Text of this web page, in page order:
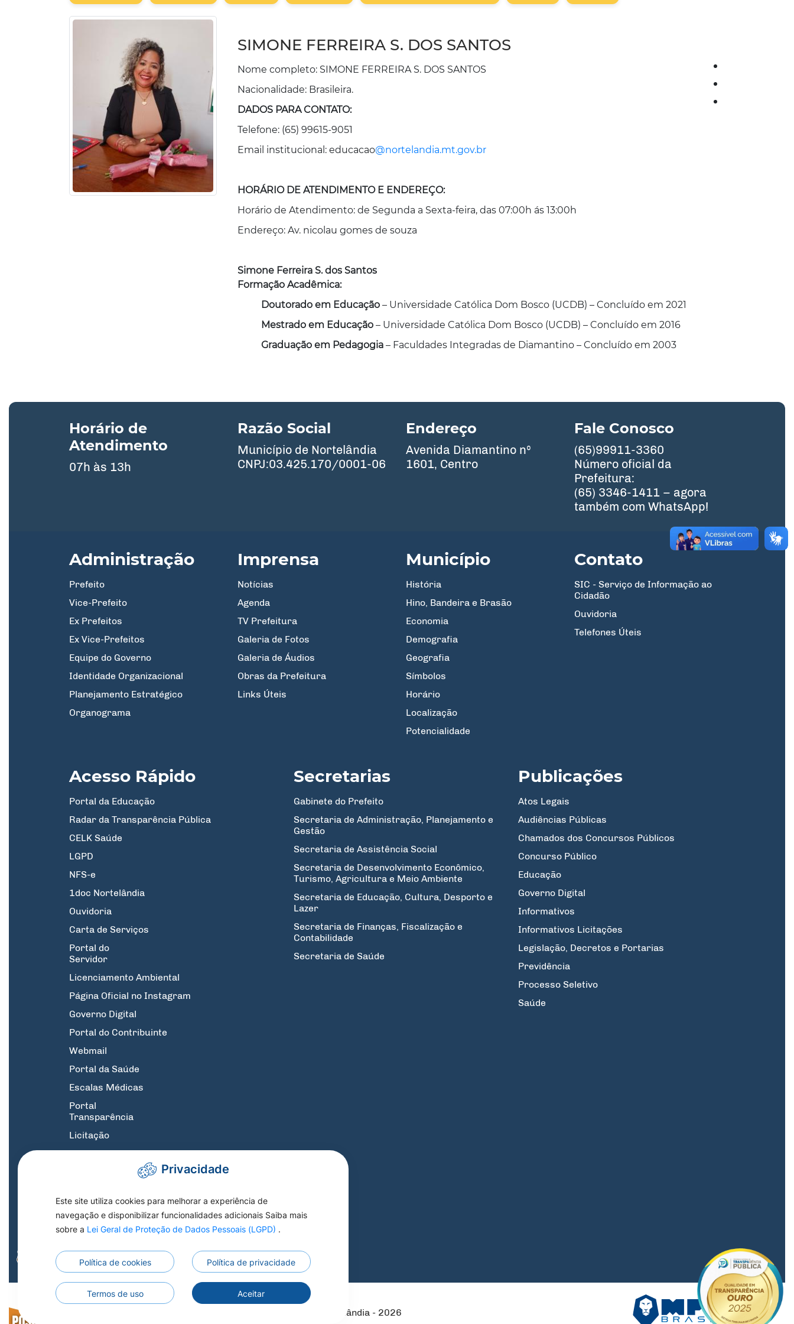
SIMONE FERREIRA S. DOS SANTOS
Nome completo: SIMONE FERREIRA S. DOS SANTOS
Nacionalidade: Brasileira.
DADOS PARA CONTATO:
Telefone: (65) 99615-9051
Email institucional: educacao@nortelandia.mt.gov.br
HORÁRIO DE ATENDIMENTO E ENDEREÇO:
Horário de Atendimento: de Segunda a Sexta-feira, das 07:00h ás 13:00h
Endereço: Av. nicolau gomes de souza
Simone Ferreira S. dos Santos
Formação Acadêmica:
Doutorado em Educação – Universidade Católica Dom Bosco (UCDB) – Concluído em 2021
Mestrado em Educação – Universidade Católica Dom Bosco (UCDB) – Concluído em 2016
Graduação em Pedagogia – Faculdades Integradas de Diamantino – Concluído em 2003
Horário de
Atendimento
07h às 13h
Razão Social
Município de Nortelândia
CNPJ:03.425.170/0001-06
Endereço
Avenida Diamantino nº
1601, Centro
Fale Conosco
(65)99911-3360
Número oficial da
Prefeitura:
(65) 3346-1411 – agora
também com WhatsApp!
Administração
Prefeito
Vice-Prefeito
Ex Prefeitos
Ex Vice-Prefeitos
Equipe do Governo
Identidade Organizacional
Planejamento Estratégico
Organograma
Imprensa
Notícias
Agenda
TV Prefeitura
Galeria de Fotos
Galeria de Áudios
Obras da Prefeitura
Links Úteis
Município
História
Hino, Bandeira e Brasão
Economia
Demografia
Geografia
Símbolos
Horário
Localização
Potencialidade
Contato
SIC - Serviço de Informação ao
Cidadão
Ouvidoria
Telefones Úteis
Acesso Rápido
Portal da Educação
Radar da Transparência Pública
CELK Saúde
LGPD
NFS-e
1doc Nortelândia
Ouvidoria
Carta de Serviços
Portal do
Servidor
Licenciamento Ambiental
Página Oficial no Instagram
Governo Digital
Portal do Contribuinte
Webmail
Portal da Saúde
Escalas Médicas
Portal
Transparência
Licitação
GPE
SIC
Link Central de atendimento 1DOC :
Estoque de Medicamentos
Domicílio Eletrônico
Secretarias
Gabinete do Prefeito
Secretaria de Administração, Planejamento e
Gestão
Secretaria de Assistência Social
Secretaria de Desenvolvimento Econômico,
Turismo, Agricultura e Meio Ambiente
Secretaria de Educação, Cultura, Desporto e
Lazer
Secretaria de Finanças, Fiscalização e
Contabilidade
Secretaria de Saúde
Publicações
Atos Legais
Audiências Públicas
Chamados dos Concursos Públicos
Concurso Público
Educação
Governo Digital
Informativos
Informativos Licitações
Legislação, Decretos e Portarias
Previdência
Processo Seletivo
Saúde
Todos os Direitos Reservados a Prefeitura Municipal
Todos os Direitos Reservados a Prefeitura Municipal de Nortelândia - 2026
X
Privacidade
Este site utiliza cookies para melhorar a experiência de
navegação e disponibilizar funcionalidades adicionais Saiba mais
sobre a Lei Geral de Proteção de Dados Pessoais (LGPD) .
Política de cookies Política de privacidade
Termos de uso Aceitar